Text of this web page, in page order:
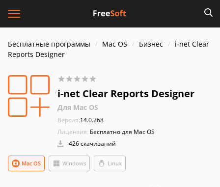
Бесплатные программы Mac OS Бизнес
i-net Clear
Reports Designer
i-net Clear Reports Designer
Для Mac OS
Версия:14.0.268
Лицензия: Бесплатно для Mac OS
426 скачиваний
Mac OS Windows Linux